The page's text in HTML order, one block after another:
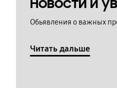
Обьявления о важных
Читать дальше